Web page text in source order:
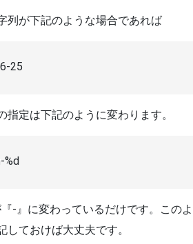
列が下記のような場合であれば
25
指定は下記のように変わります。
%d
『-』に変わっているだけです。この
しておけば大丈夫です。